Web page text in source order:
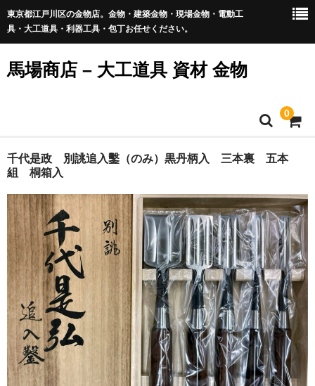
東京都江戸川区の金物店。金物・建築金物・現場金物・電動工
具・大工道具・利器工具・包丁お任せください。
馬場商店 – 大工道具 資材 金物
0
Home
新商品
包丁・切出・刃物
鑿（のみ）・彫刻刀
会社概要
アクセス
利用規約
千代是政 別誂追入鑿（のみ）黒丹柄入 三本裏 五本
組 桐箱入